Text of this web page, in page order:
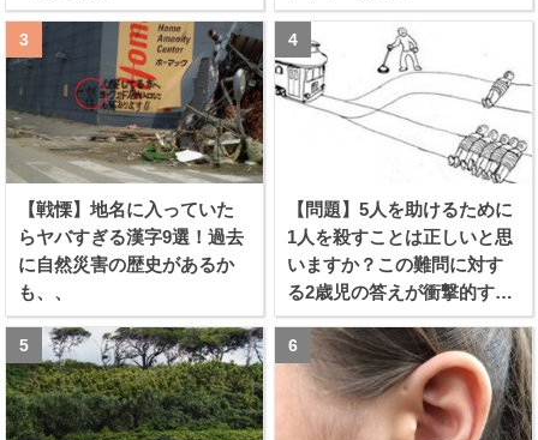
【戦慄】地名に入っていた
らヤバすぎる漢字9選！過去
に自然災害の歴史があるか
も、、
【問題】5人を助けるために
1人を殺すことは正しいと思
いますか？この難問に対す
る2歳児の答えが衝撃的すぎ
る！！